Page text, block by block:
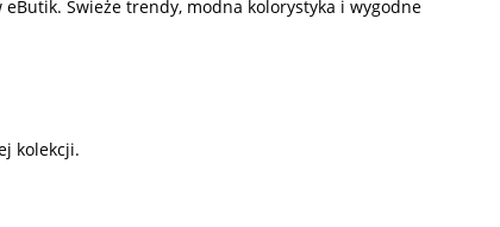
Świeże trendy, modna kolorystyka i wygodne
kolekcji.